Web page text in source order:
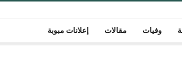
وفيات مقالات إعلانات مبوبة